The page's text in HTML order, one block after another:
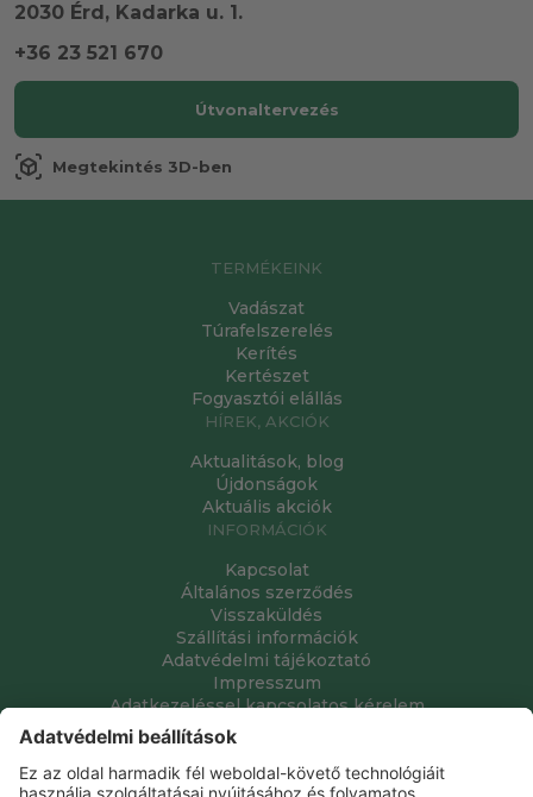
2030 Érd, Kadarka u. 1.
+36 23 521 670
Útvonaltervezés
view_in_ar Megtekintés 3D-ben
TERMÉKEINK
Vadászat
Túrafelszerelés
Kerítés
Kertészet
Fogyasztói elállás
HÍREK, AKCIÓK
Aktualitások, blog
Újdonságok
Aktuális akciók
INFORMÁCIÓK
Kapcsolat
Általános szerződés
Visszaküldés
Szállítási információk
Adatvédelmi tájékoztató
Impresszum
Adatkezeléssel kapcsolatos kérelem